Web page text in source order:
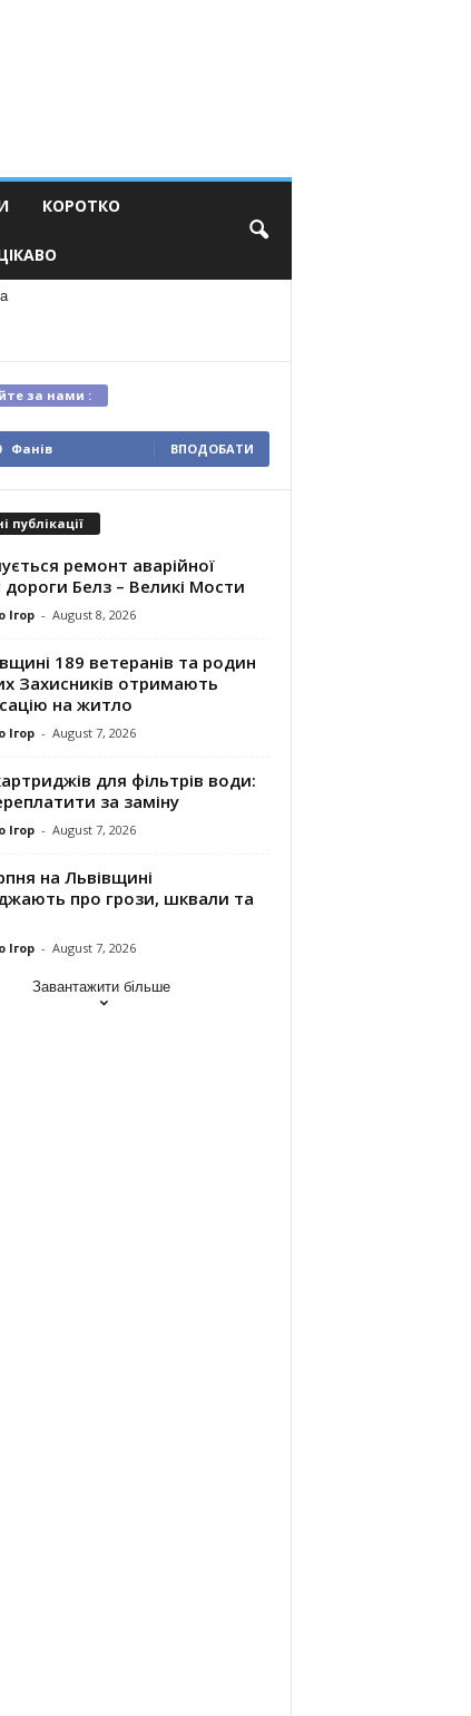
КОРОТКО
за нами :
Фанів ВПОДОБАТИ
публікації
ремонт аварійної
дороги Белз – Великі Мости
- August 8, 2026
189 ветеранів та родин
Захисників отримають
на житло
- August 7, 2026
для фільтрів води:
за заміну
- August 7, 2026
на Львівщині
про грози, шквали та
- August 7, 2026
Завантажити більше